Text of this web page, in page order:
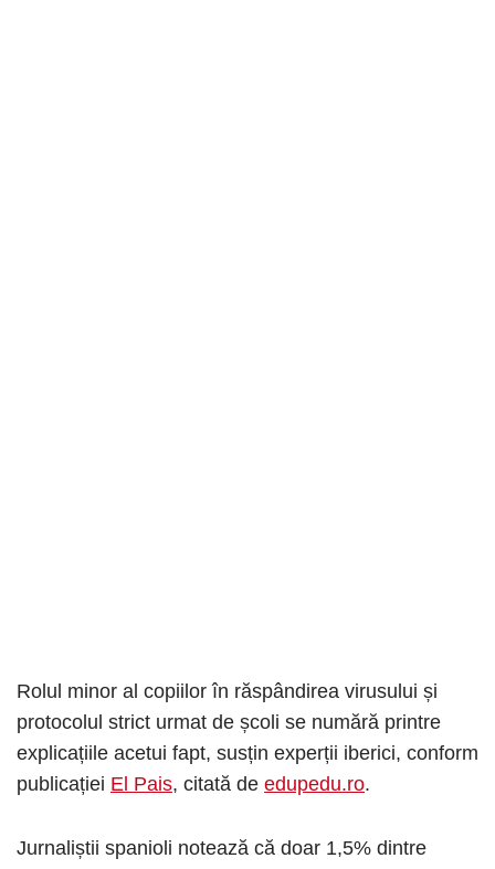
Rolul minor al copiilor în răspândirea virusului și
protocolul strict urmat de școli se numără printre
explicațiile acetui fapt, susțin experții iberici, conform
publicației El Pais, citată de edupedu.ro.
Jurnaliștii spanioli notează că doar 1,5% dintre